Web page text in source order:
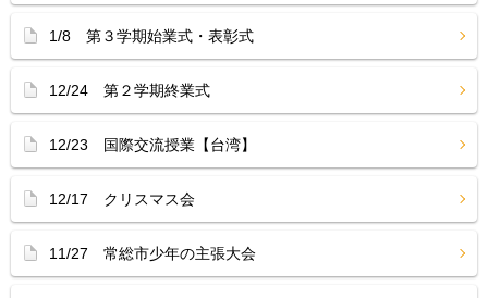
1/8 第３学期始業式・表彰式
12/24 第２学期終業式
12/23 国際交流授業【台湾】
12/17 クリスマス会
11/27 常総市少年の主張大会